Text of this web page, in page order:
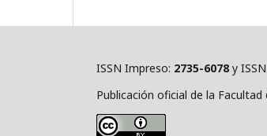
ISSN Impreso: 2735-6078 y
Publicación oficial de la